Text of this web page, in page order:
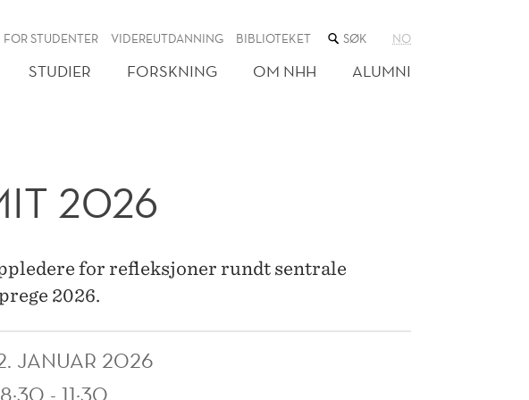
FOR STUDENTER VIDEREUTDANNING BIBLIOTEKET SØK
NETTSTEDET
NO
STUDIER FORSKNING OM NHH ALUMNI
2026
for refleksjoner rundt sentrale
2026.
JANUAR 2026
- 11:30